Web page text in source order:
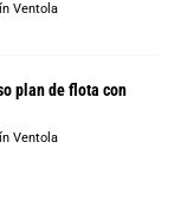
Ventola
plan de flota con
Ventola